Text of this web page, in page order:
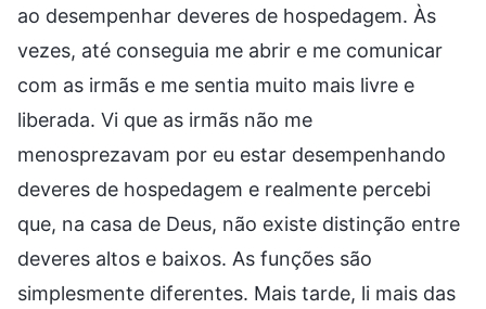
ao desempenhar deveres de hospedagem. Às
vezes, até conseguia me abrir e me comunicar
com as irmãs e me sentia muito mais livre e
liberada. Vi que as irmãs não me
menosprezavam por eu estar desempenhando
deveres de hospedagem e realmente percebi
que, na casa de Deus, não existe distinção entre
deveres altos e baixos. As funções são
simplesmente diferentes. Mais tarde, li mais das